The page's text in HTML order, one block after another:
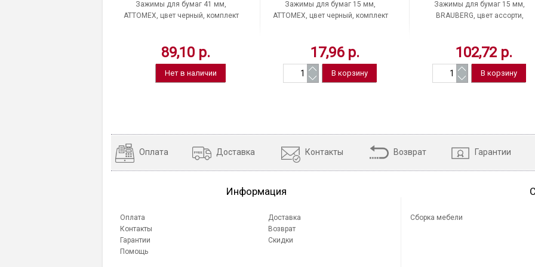
Зажимы для бумаг 41 мм,
ATTOMEX, цвет черный, комплект
89,10 р.
Нет в наличии
Зажимы для бумаг 15 мм,
ATTOMEX, цвет черный, комплект
17,96 р.
Зажимы для бумаг 15 мм,
BRAUBERG, цвет ассорти,
102,72 р.
Оплата Доставка Контакты Возврат Гарантии
Информация
Оплата
Контакты
Гарантии
Помощь
Доставка
Возврат
Скидки
Сборка мебели